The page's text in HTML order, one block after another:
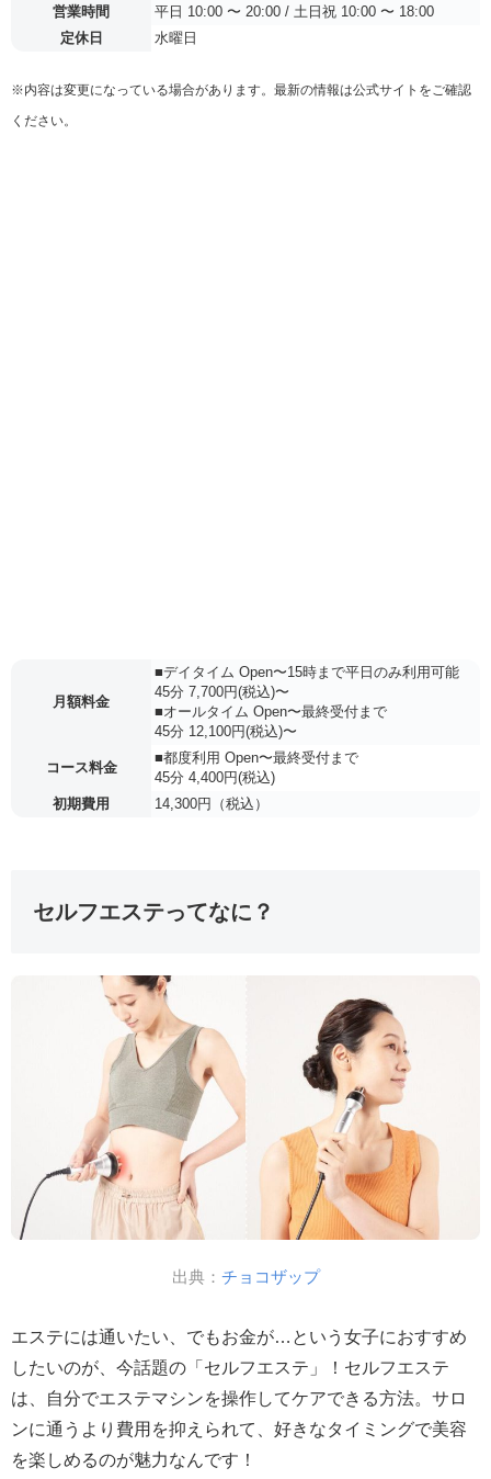
営業時間
平日 10:00 〜 20:00 / 土日祝 10:00 〜 18:00
定休日
水曜日
※内容は変更になっている場合があります。最新の情報は公式サイトをご確認
ください。
月額料金
■デイタイム Open〜15時まで平日のみ利用可能
45分 7,700円(税込)〜
■オールタイム Open〜最終受付まで
45分 12,100円(税込)〜
コース料金
■都度利用 Open〜最終受付まで
45分 4,400円(税込)
初期費用
14,300円（税込）
セルフエステってなに？
出典： チョコザップ
エステには通いたい、でもお金が…という女子におすすめ
したいのが、今話題の「セルフエステ」！セルフエステ
は、自分でエステマシンを操作してケアできる方法。サロ
ンに通うより費用を抑えられて、好きなタイミングで美容
を楽しめるのが魅力なんです！